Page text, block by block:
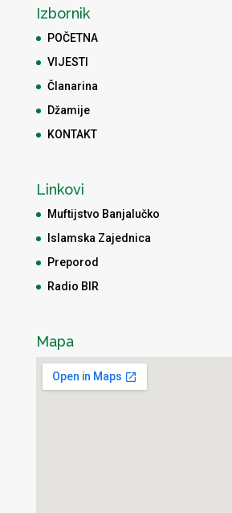
Izbornik
POČETNA
VIJESTI
Članarina
Džamije
KONTAKT
Linkovi
Muftijstvo Banjalučko
Islamska Zajednica
Preporod
Radio BIR
Mapa